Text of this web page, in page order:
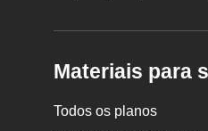
Materiais para
Todos os planos